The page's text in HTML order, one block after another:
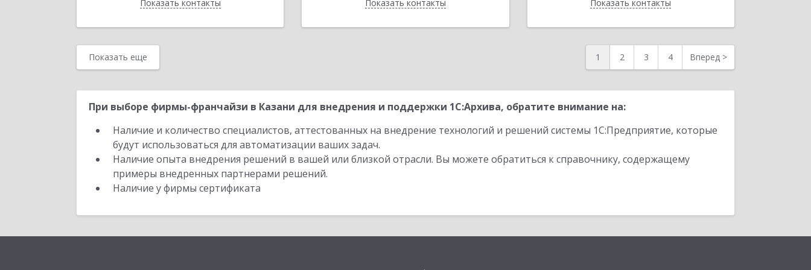
Показать контакты
Назад Показать контакты
Назад Показать контакты
Назад
Показать еще 1 2 3 4 Вперед >
При выборе фирмы-франчайзи в Казани для внедрения и поддержки 1С:Архива, обратите внимание на:
Наличие и количество специалистов, аттестованных на внедрение технологий и решений системы 1С:Предприятие, которые
будут использоваться для автоматизации ваших задач.
Наличие опыта внедрения решений в вашей или близкой отрасли. Вы можете обратиться к справочнику, содержащему
примеры внедренных партнерами решений.
Наличие у фирмы сертификата